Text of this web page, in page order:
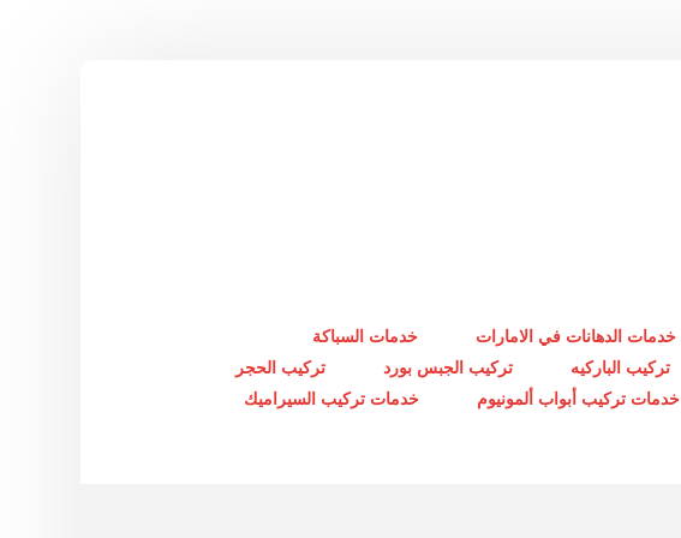
خدمات الدهانات في الامارات
خدمات السباكة
تركيب الباركيه تركيب الجبس بورد
تركيب الحجر
خدمات تركيب أبواب ألمونيوم
خدمات تركيب السيراميك